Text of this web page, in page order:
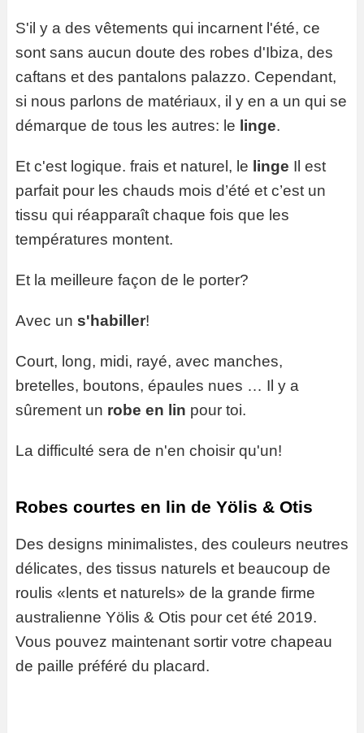
S'il y a des vêtements qui incarnent l'été, ce
sont sans aucun doute des robes d'Ibiza, des
caftans et des pantalons palazzo. Cependant,
si nous parlons de matériaux, il y en a un qui se
démarque de tous les autres: le linge.
Et c'est logique. frais et naturel, le linge Il est
parfait pour les chauds mois d’été et c’est un
tissu qui réapparaît chaque fois que les
températures montent.
Et la meilleure façon de le porter?
Avec un s'habiller!
Court, long, midi, rayé, avec manches,
bretelles, boutons, épaules nues … Il y a
sûrement un robe en lin pour toi.
La difficulté sera de n'en choisir qu'un!
Robes courtes en lin de Yölis & Otis
Des designs minimalistes, des couleurs neutres
délicates, des tissus naturels et beaucoup de
roulis «lents et naturels» de la grande firme
australienne Yölis & Otis pour cet été 2019.
Vous pouvez maintenant sortir votre chapeau
de paille préféré du placard.